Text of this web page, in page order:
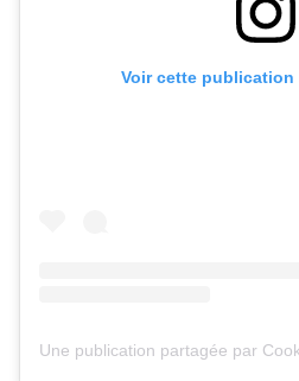
Voir cette publication